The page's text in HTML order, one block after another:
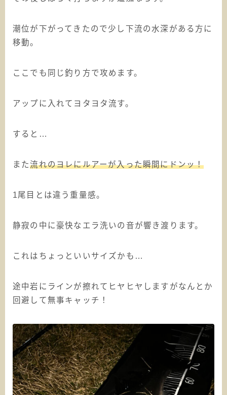
潮位が下がってきたので少し下流の水深がある方に
移動。
ここでも同じ釣り方で攻めます。
アップに入れてヨタヨタ流す。
すると…
また流れのヨレにルアーが入った瞬間にドンッ！
1尾目とは違う重量感。
静寂の中に豪快なエラ洗いの音が響き渡ります。
これはちょっといいサイズかも…
途中岩にラインが擦れてヒヤヒヤしますがなんとか
回避して無事キャッチ！